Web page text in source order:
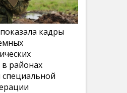
кадры
районах